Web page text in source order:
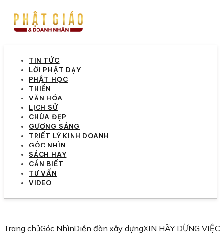
TIN TỨC
LỜI PHẬT DẠY
PHẬT HỌC
THIỀN
VĂN HÓA
LỊCH SỬ
CHÙA ĐẸP
GƯƠNG SÁNG
TRIẾT LÝ KINH DOANH
GÓC NHÌN
SÁCH HAY
CẦN BIẾT
TƯ VẤN
VIDEO
Trang chủGóc NhìnDiễn đàn xây dựngXIN HÃY DỪNG